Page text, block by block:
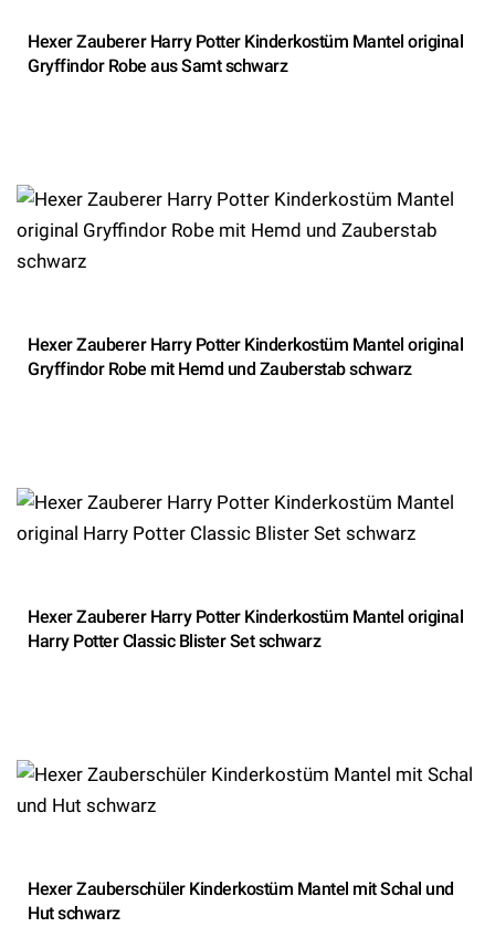
Hexer Zauberer Harry Potter Kinderkostüm Mantel original
Gryffindor Robe aus Samt schwarz
Hexer Zauberer Harry Potter Kinderkostüm Mantel original
Gryffindor Robe mit Hemd und Zauberstab schwarz
Hexer Zauberer Harry Potter Kinderkostüm Mantel original
Harry Potter Classic Blister Set schwarz
Hexer Zauberschüler Kinderkostüm Mantel mit Schal und
Hut schwarz